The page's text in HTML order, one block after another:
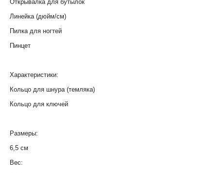
Открывалка для бутылок
Линейка (дюйм/см)
Пилка для ногтей
Пинцет
Характеристики:
Кольцо для шнура (темляка)
Кольцо для ключей
Размеры:
6,5 см
Вес: